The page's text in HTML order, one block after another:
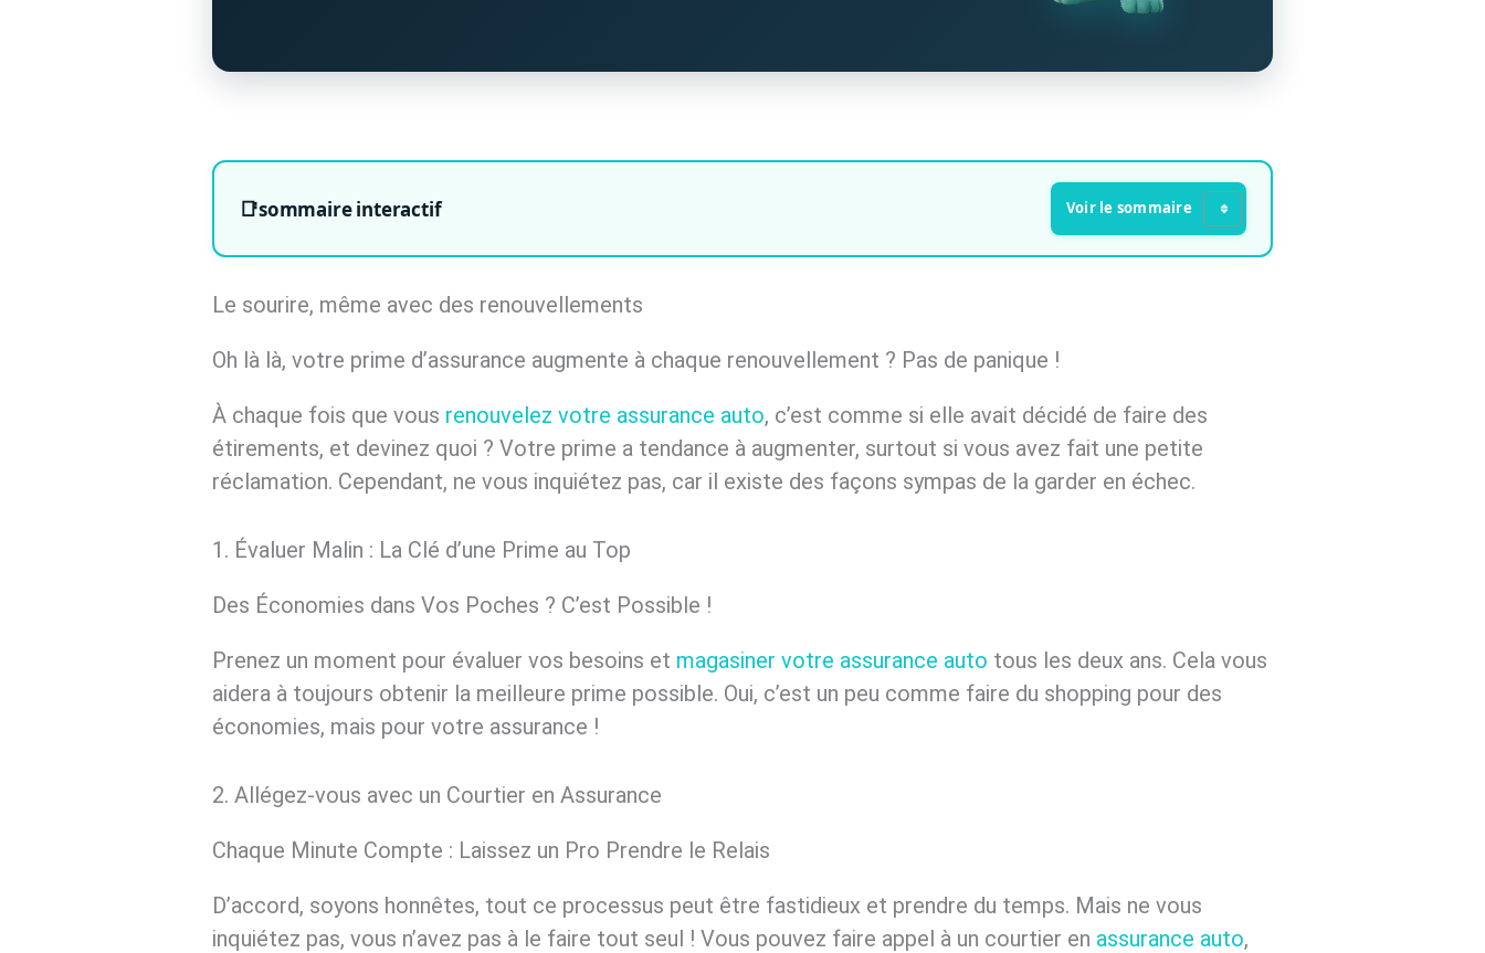
sommaire interactif
Le sourire, même avec des renouvellements
Oh là là, votre prime d’assurance augmente à chaque renouvellement ? Pas de panique !
À chaque fois que vous renouvelez votre assurance auto, c’est comme si elle avait décidé de faire des
étirements, et devinez quoi ? Votre prime a tendance à augmenter, surtout si vous avez fait une petite
réclamation. Cependant, ne vous inquiétez pas, car il existe des façons sympas de la garder en échec.
1. Évaluer Malin : La Clé d’une Prime au Top
Des Économies dans Vos Poches ? C’est Possible !
Prenez un moment pour évaluer vos besoins et magasiner votre assurance auto tous les deux ans. Cela vous
aidera à toujours obtenir la meilleure prime possible. Oui, c’est un peu comme faire du shopping pour des
économies, mais pour votre assurance !
2. Allégez-vous avec un Courtier en Assurance
Chaque Minute Compte : Laissez un Pro Prendre le Relais
D’accord, soyons honnêtes, tout ce processus peut être fastidieux et prendre du temps. Mais ne vous
inquiétez pas, vous n’avez pas à le faire tout seul ! Vous pouvez faire appel à un courtier en assurance auto,